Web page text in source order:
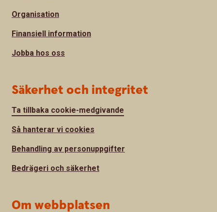
Organisation
Finansiell information
Jobba hos oss
Säkerhet och integritet
Ta tillbaka cookie-medgivande
Så hanterar vi cookies
Behandling av personuppgifter
Bedrägeri och säkerhet
Om webbplatsen